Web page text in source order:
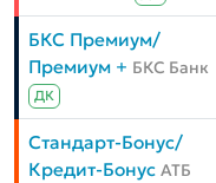
БКС Премиум/
Премиум + БКС Банк
ДК
Стандарт-Бонус/
Кредит-Бонус АТБ